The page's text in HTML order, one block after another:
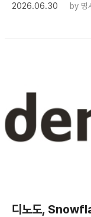
2026.06.30
by 명
디노도,